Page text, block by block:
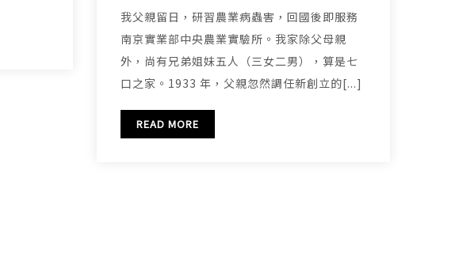
我父親留日，研習農業病蟲害，回國後即服務
南京實業部中央農業實驗所。我家除父母親
外，尚有兄弟姐妹五人（三女二男），算是七
口之家。1933 年，父親忽然調任新創立的[...]
READ MORE